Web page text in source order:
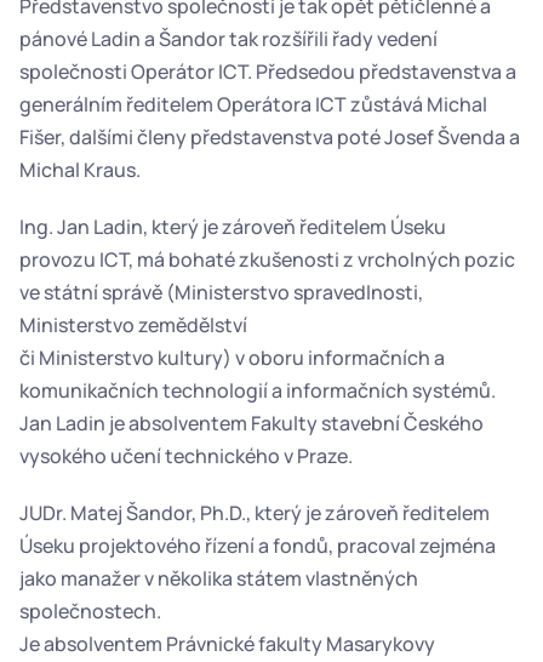
Představenstvo společnosti je tak opět pětičlenné a
pánové Ladin a Šandor tak rozšířili řady vedení
společnosti Operátor ICT. Předsedou představenstva a
generálním ředitelem Operátora ICT zůstává Michal
Fišer, dalšími členy představenstva poté Josef Švenda a
Michal Kraus.
Ing. Jan Ladin, který je zároveň ředitelem Úseku
provozu ICT, má bohaté zkušenosti z vrcholných pozic
ve státní správě (Ministerstvo spravedlnosti,
Ministerstvo zemědělství
či Ministerstvo kultury) v oboru informačních a
komunikačních technologií a informačních systémů.
Jan Ladin je absolventem Fakulty stavební Českého
vysokého učení technického v Praze.
JUDr. Matej Šandor, Ph.D., který je zároveň ředitelem
Úseku projektového řízení a fondů, pracoval zejména
jako manažer v několika státem vlastněných
společnostech.
Je absolventem Právnické fakulty Masarykovy